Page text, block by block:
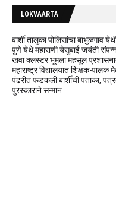
LOKVAARTA
बार्शी तालुका पोलिसांचा बाभुळगाव
पुणे येथे महाराणी येसुबाई जयंती
खवा क्लस्टर भूमला महसूल
महाराष्ट्र विद्यालयात शिक्षक-पालक
पंढरीत फडकली बार्शीची पताका,
पुरस्काराने सन्मान